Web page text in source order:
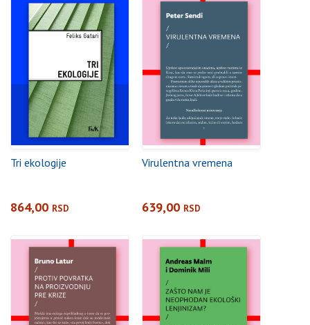
Tri ekologije
864,00 RSD
Virulentna vremena
639,00 RSD